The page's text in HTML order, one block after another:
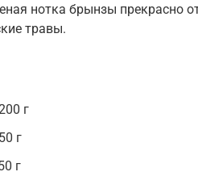
нотка брынзы прекрасно
травы.
г
г
г